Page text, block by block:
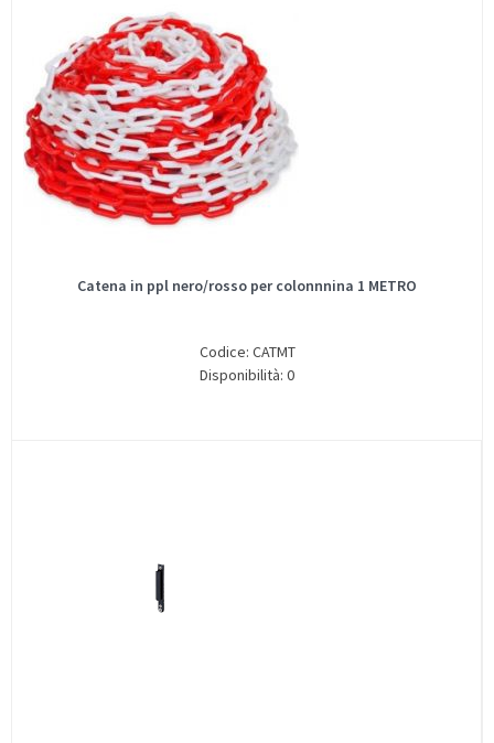
Catena in ppl nero/rosso per colonnnina 1 METRO
Codice: CATMT
Disponibilità: 0